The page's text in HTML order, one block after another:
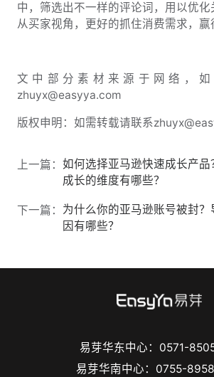
中，筛选出不一样的评论词，用以优化
从买家视角，更好的抓住消费需求，赢
文中部分素材来源于网络，
zhuyx@easyya.com
版权申明：如需转载请联系
上一篇： 如何选择亚马逊快速成长产
成长的维度有哪些？
下一篇： 为什么你的亚马逊账号被封
因有哪些？
易芽华东中心：0571-
易芽华南中心：0755-